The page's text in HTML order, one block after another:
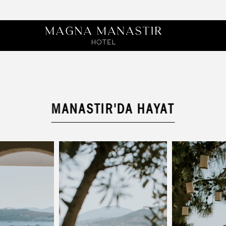
MANASTIR'DA HAYAT